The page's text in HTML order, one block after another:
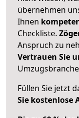
übernehmen
Ihnen
Checkliste.
Anspruch zu
Vertrauen Sie
Füllen Sie jetzt
Sie kostenlose